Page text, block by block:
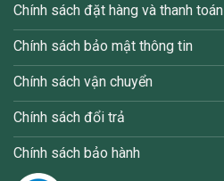
Chính sách đặt hàng và thanh toán
Chính sách bảo mật thông tin
Chính sách vận chuyển
Chính sách đổi trả
Chính sách bảo hành